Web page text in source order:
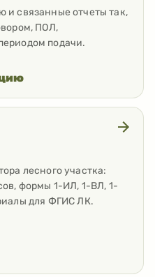
и связанные отчеты так,
ПОЛ,
подачи.
лесного участка:
формы 1-ИЛ, 1-ВЛ, 1-
для ФГИС ЛК.